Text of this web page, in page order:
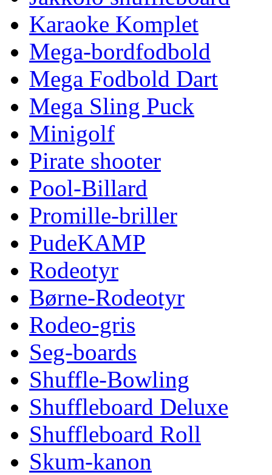
Karaoke Komplet
Mega-bordfodbold
Mega Fodbold Dart
Mega Sling Puck
Minigolf
Pirate shooter
Pool-Billard
Promille-briller
PudeKAMP
Rodeotyr
Børne-Rodeotyr
Rodeo-gris
Seg-boards
Shuffle-Bowling
Shuffleboard Deluxe
Shuffleboard Roll
Skum-kanon